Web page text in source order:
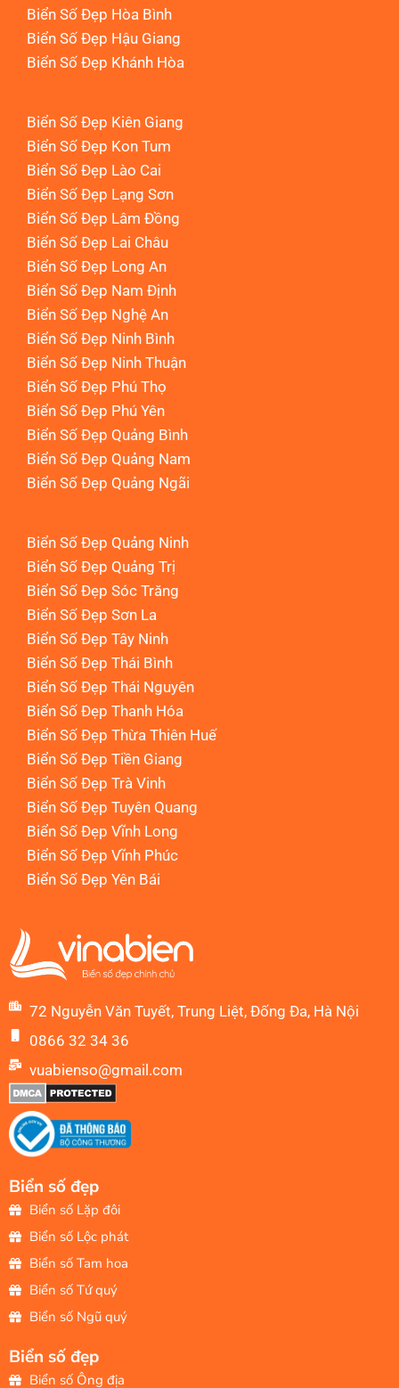
Biển Số Đẹp Hòa Bình
Biển Số Đẹp Hậu Giang
Biển Số Đẹp Khánh Hòa
Biển Số Đẹp Kiên Giang
Biển Số Đẹp Kon Tum
Biển Số Đẹp Lào Cai
Biển Số Đẹp Lạng Sơn
Biển Số Đẹp Lâm Đồng
Biển Số Đẹp Lai Châu
Biển Số Đẹp Long An
Biển Số Đẹp Nam Định
Biển Số Đẹp Nghệ An
Biển Số Đẹp Ninh Bình
Biển Số Đẹp Ninh Thuận
Biển Số Đẹp Phú Thọ
Biển Số Đẹp Phú Yên
Biển Số Đẹp Quảng Bình
Biển Số Đẹp Quảng Nam
Biển Số Đẹp Quảng Ngãi
Biển Số Đẹp Quảng Ninh
Biển Số Đẹp Quảng Trị
Biển Số Đẹp Sóc Trăng
Biển Số Đẹp Sơn La
Biển Số Đẹp Tây Ninh
Biển Số Đẹp Thái Bình
Biển Số Đẹp Thái Nguyên
Biển Số Đẹp Thanh Hóa
Biển Số Đẹp Thừa Thiên Huế
Biển Số Đẹp Tiền Giang
Biển Số Đẹp Trà Vinh
Biển Số Đẹp Tuyên Quang
Biển Số Đẹp Vĩnh Long
Biển Số Đẹp Vĩnh Phúc
Biển Số Đẹp Yên Bái
72 Nguyễn Văn Tuyết, Trung Liệt, Đống Đa, Hà Nội
0866 32 34 36
vuabienso@gmail.com
Biển số đẹp
Biển số Lặp đôi
Biển số Lộc phát
Biển số Tam hoa
Biển số Tứ quý
Biển số Ngũ quý
Biển số đẹp
Biển số Ông địa